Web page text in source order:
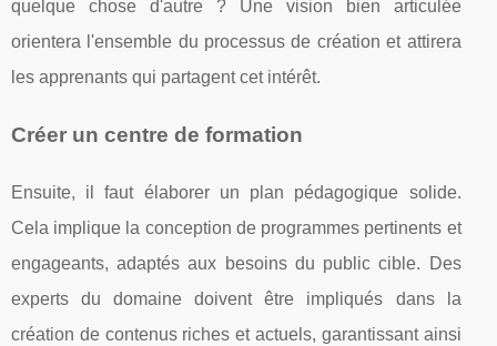
quelque chose d'autre ? Une vision bien articulée
orientera l'ensemble du processus de création et attirera
les apprenants qui partagent cet intérêt.
Créer un centre de formation
Ensuite, il faut élaborer un plan pédagogique solide.
Cela implique la conception de programmes pertinents et
engageants, adaptés aux besoins du public cible. Des
experts du domaine doivent être impliqués dans la
création de contenus riches et actuels, garantissant ainsi